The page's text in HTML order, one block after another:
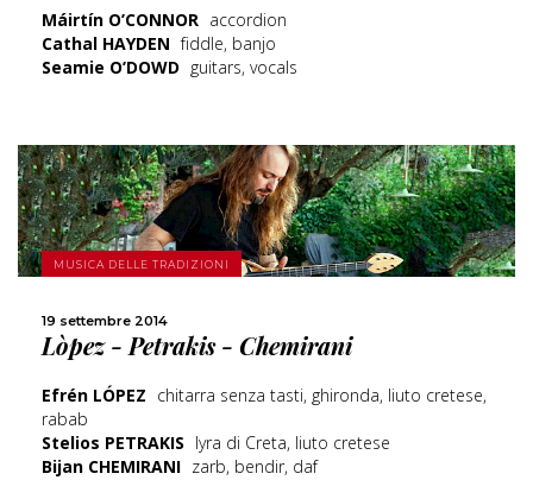
Máirtín O’CONNOR accordion
Cathal HAYDEN fiddle, banjo
Seamie O’DOWD guitars, vocals
MUSICA DELLE TRADIZIONI
19 settembre 2014
Lòpez - Petrakis - Chemirani
Efrén LÓPEZ chitarra senza tasti, ghironda, liuto cretese,
rabab
Stelios PETRAKIS lyra di Creta, liuto cretese
Bijan CHEMIRANI zarb, bendir, daf
SCOPRI DI PIÙ
CONDIVIDI